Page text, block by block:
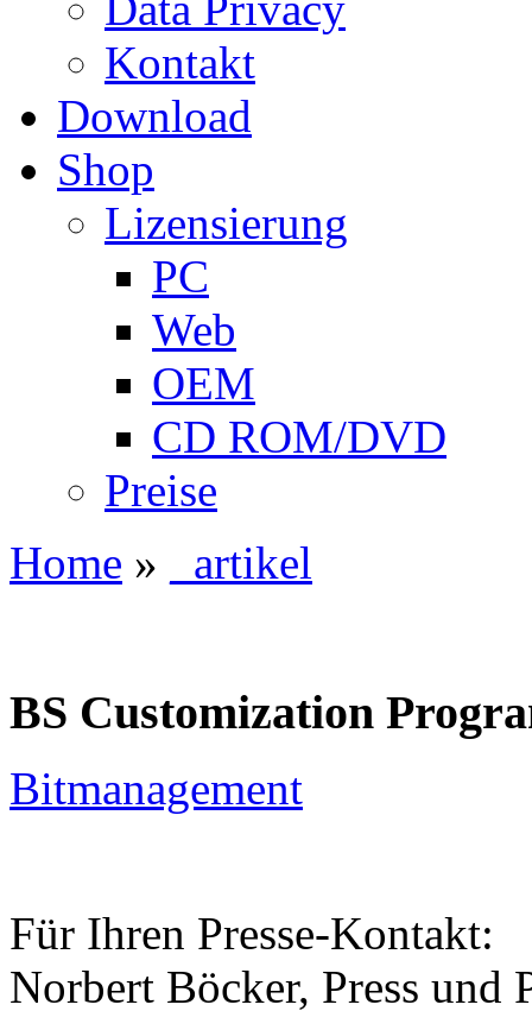
Kontakt
Download
Shop
Lizensierung
PC
Web
OEM
CD ROM/DVD
Preise
Home » _artikel
BS Customization
Bitmanagement
Für Ihren Presse-Kontakt:
Norbert Böcker, Press und